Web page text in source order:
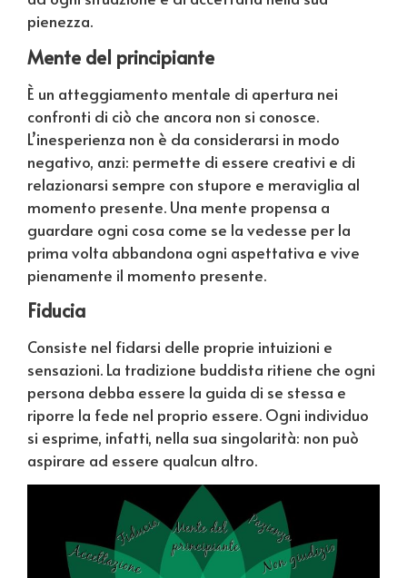
pienezza.
Mente del principiante
È un atteggiamento mentale di apertura nei
confronti di ciò che ancora non si conosce.
L’inesperienza non è da considerarsi in modo
negativo, anzi: permette di essere creativi e di
relazionarsi sempre con stupore e meraviglia al
momento presente. Una mente propensa a
guardare ogni cosa come se la vedesse per la
prima volta abbandona ogni aspettativa e vive
pienamente il momento presente.
Fiducia
Consiste nel fidarsi delle proprie intuizioni e
sensazioni. La tradizione buddista ritiene che ogni
persona debba essere la guida di se stessa e
riporre la fede nel proprio essere. Ogni individuo
si esprime, infatti, nella sua singolarità: non può
aspirare ad essere qualcun altro.